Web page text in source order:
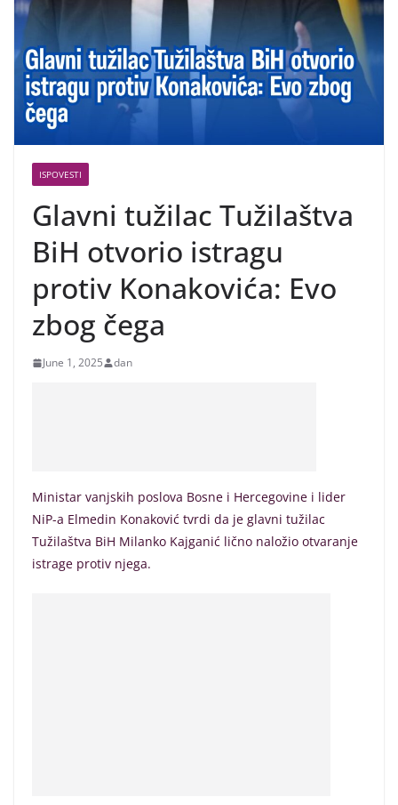
ISPOVESTI
Glavni tužilac Tužilaštva
BiH otvorio istragu
protiv Konakovića: Evo
zbog čega
June 1, 2025 dan
Ministar vanjskih poslova Bosne i Hercegovine i lider
NiP-a Elmedin Konaković tvrdi da je glavni tužilac
Tužilaštva BiH Milanko Kajganić lično naložio otvaranje
istrage protiv njega.